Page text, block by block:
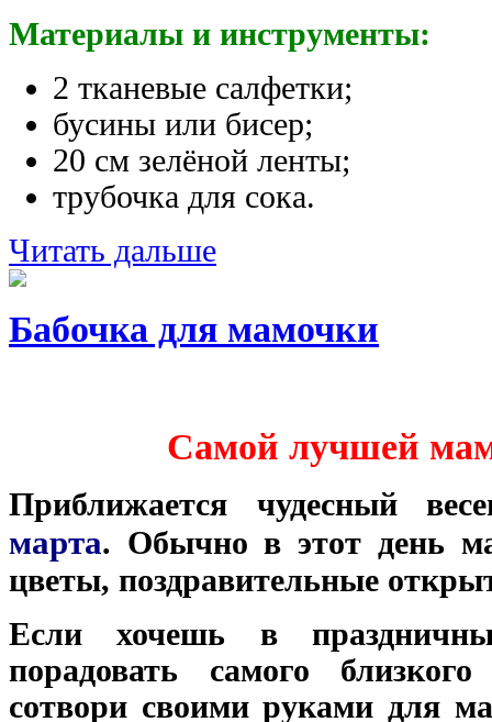
Материалы и инструменты:
2 тканевые салфетки;
бусины или бисер;
20 см зелёной ленты;
трубочка для сока.
Читать дальше
Бабочка для мамочки
Самой лучшей
Приближается чудесный
марта. Обычно в этот день
цветы, поздравительные
Если хочешь в
порадовать самого
сотвори своими руками для